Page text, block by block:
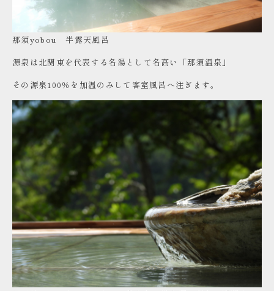
那須yobou 半露天風呂
源泉は北関東を代表する名湯として名高い「那須温泉」
その源泉100％を加温のみして客室風呂へ注ぎます。